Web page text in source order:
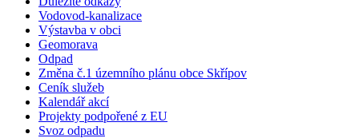
Vodovod-kanalizace
Výstavba v obci
Geomorava
Odpad
Změna č.1 územního plánu obce Skřípov
Ceník služeb
Kalendář akcí
Projekty podpořené z EU
Svoz odpadu